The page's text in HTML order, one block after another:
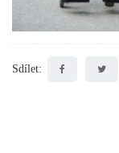
Sdílet: